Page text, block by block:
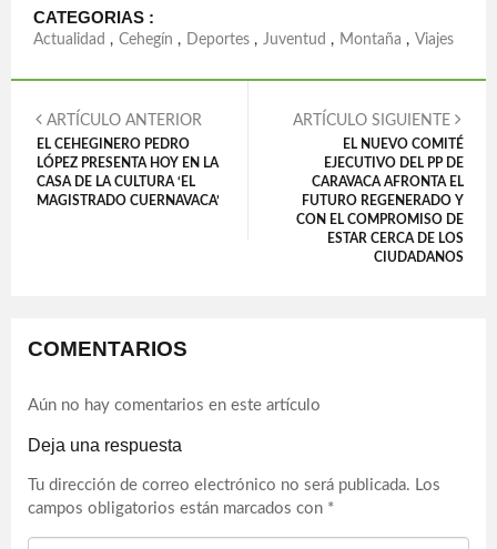
CATEGORIAS :
Actualidad , Cehegín , Deportes , Juventud , Montaña , Viajes
ARTÍCULO ANTERIOR
EL CEHEGINERO PEDRO
LÓPEZ PRESENTA HOY EN LA
CASA DE LA CULTURA ‘EL
MAGISTRADO CUERNAVACA’
ARTÍCULO SIGUIENTE
EL NUEVO COMITÉ
EJECUTIVO DEL PP DE
CARAVACA AFRONTA EL
FUTURO REGENERADO Y
CON EL COMPROMISO DE
ESTAR CERCA DE LOS
CIUDADANOS
COMENTARIOS
Aún no hay comentarios en este artículo
Deja una respuesta
Tu dirección de correo electrónico no será publicada. Los
campos obligatorios están marcados con *